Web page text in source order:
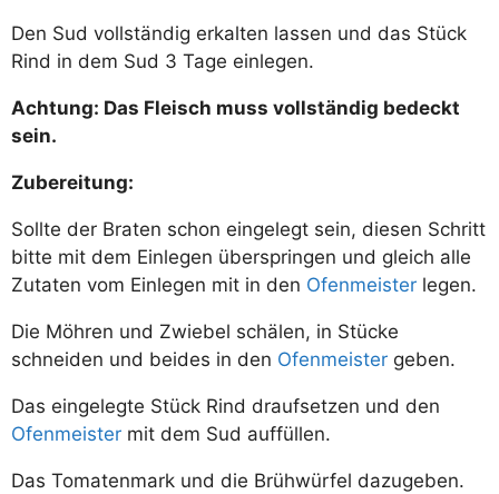
Den Sud vollständig erkalten lassen und das Stück
Rind in dem Sud 3 Tage einlegen.
Achtung: Das Fleisch muss vollständig bedeckt
sein.
Zubereitung:
Sollte der Braten schon eingelegt sein, diesen Schritt
bitte mit dem Einlegen überspringen und gleich alle
Zutaten vom Einlegen mit in den Ofenmeister legen.
Die Möhren und Zwiebel schälen, in Stücke
schneiden und beides in den Ofenmeister geben.
Das eingelegte Stück Rind draufsetzen und den
Ofenmeister mit dem Sud auffüllen.
Das Tomatenmark und die Brühwürfel dazugeben.